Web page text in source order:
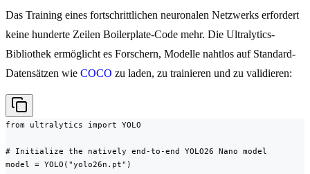
Das Training eines fortschrittlichen neuronalen Netzwerks erfordert
keine hunderte Zeilen Boilerplate-Code mehr. Die Ultralytics-
Bibliothek ermöglicht es Forschern, Modelle nahtlos auf Standard-
Datensätzen wie COCO zu laden, zu trainieren und zu validieren:
from ultralytics import YOLO
# Initialize the natively end-to-end YOLO26 Nano model
model = YOLO("yolo26n.pt")